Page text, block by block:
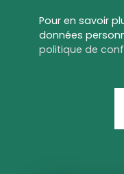
Pour en savoir
données
politique de